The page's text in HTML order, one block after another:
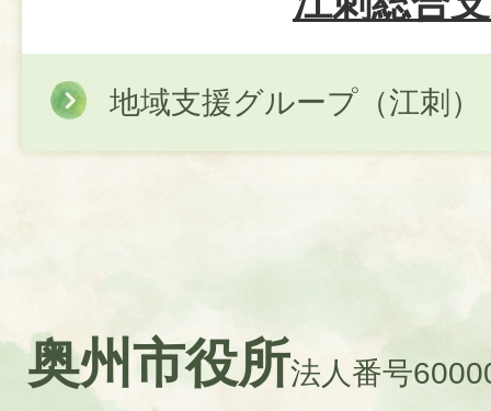
地域支援グループ（江刺）
奥州市役所法人番号